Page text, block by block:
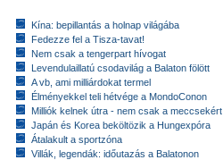
Kína: bepillantás a holnap világába
Fedezze fel a Tisza-tavat!
Nem csak a tengerpart hívogat
Levendulaillatú csodavilág a Balaton fölött
A vb, ami milliárdokat termel
Élményekkel teli hétvége a MondoConon
Milliók kelnek útra - nem csak a meccsekért
Japán és Korea beköltözik a Hungexpóra
Átalakult a sportzóna
Villák, legendák: időutazás a Balatonon